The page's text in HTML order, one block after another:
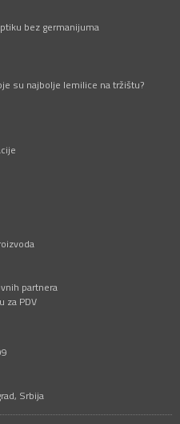
bez germanijuma
su najbolje lemilice na tržištu?
partnera
za PDV
Srbija